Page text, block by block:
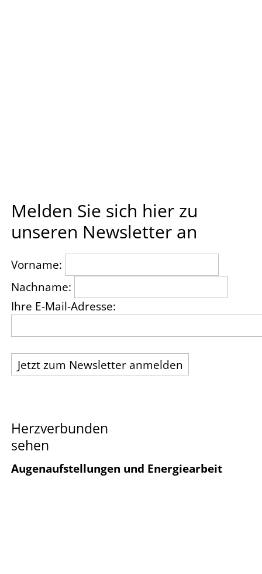
Melden Sie sich hier zu
unseren Newsletter an
Vorname:
Nachname:
Ihre E-Mail-Adresse:
Herzverbunden
sehen
Augenaufstellungen und Energiearbeit